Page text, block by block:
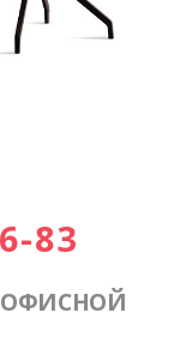
83
ОФИСНОЙ